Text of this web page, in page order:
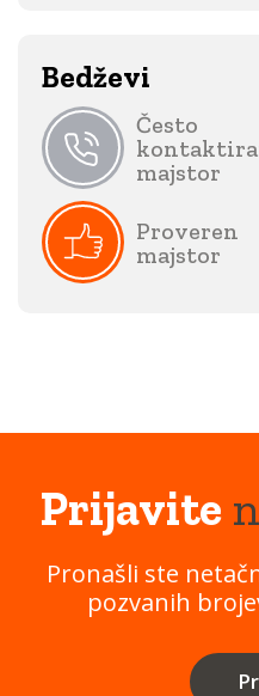
Bedževi
Često
majstor
Proveren
majstor
Prijavite
Pronašli ste
pozvanih